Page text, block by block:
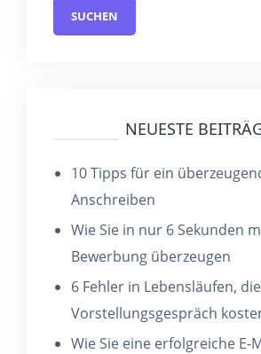
NEUESTE
10 Tipps für ein
Anschreiben
Wie Sie in nur 6 Sekunden
Bewerbung überzeugen
6 Fehler in Lebensläufen,
Vorstellungsgespräch
Wie Sie eine erfolgreiche E-